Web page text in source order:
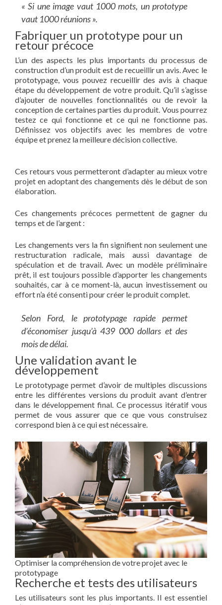
« Si une image vaut 1000 mots, un prototype
vaut 1000 réunions ».
Fabriquer un prototype pour un
retour précoce
L’un des aspects les plus importants du processus de
construction d’un produit est de recueillir un avis. Avec le
prototypage, vous pouvez recueillir des avis à chaque
étape du développement de votre produit. Qu’il s’agisse
d’ajouter de nouvelles fonctionnalités ou de revoir la
conception de certaines parties du produit. Vous pourrez
testez ce qui fonctionne et ce qui ne fonctionne pas.
Définissez vos objectifs avec les membres de votre
équipe et prenez la meilleure décision collective.
Ces retours vous permetteront d’adapter au mieux votre
projet en adoptant des changements dès le début de son
élaboration.
Ces changements précoces permettent de gagner du
temps et de l’argent :
Les changements vers la fin signifient non seulement une
restructuration radicale, mais aussi davantage de
spéculation et de travail. Avec un modèle préliminaire
prêt, il est toujours possible d’apporter les changements
souhaités, car à ce moment-là, aucun investissement ou
effort n’a été consenti pour créer le produit complet.
Selon Ford, le prototypage rapide permet
d’économiser jusqu’à 439 000 dollars et des
mois de délai.
Une validation avant le
développement
Le prototypage permet d’avoir de multiples discussions
entre les différentes versions du produit avant d’entrer
dans le développement final. Ce processus itératif vous
permet de vous assurer que ce que vous construisez
correspond bien à ce qui est nécessaire.
Optimiser la compréhension de votre projet avec le
prototypage
Recherche et tests des utilisateurs
Les utilisateurs sont les plus importants. Il est essentiel